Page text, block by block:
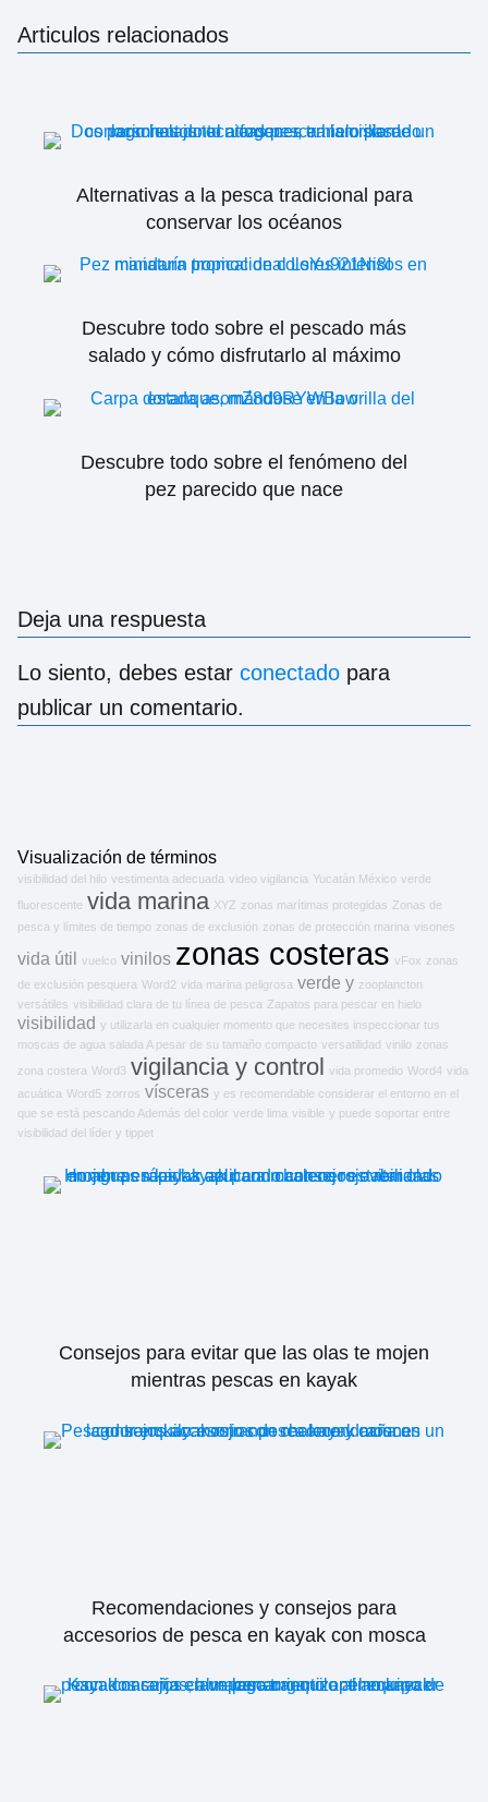
Articulos relacionados
Alternativas a la pesca tradicional para
conservar los océanos
Descubre todo sobre el pescado más
salado y cómo disfrutarlo al máximo
Descubre todo sobre el fenómeno del
pez parecido que nace
Deja una respuesta
Lo siento, debes estar conectado para
publicar un comentario.
Visualización de términos
visibilidad del hilo vestimenta adecuada video vigilancia Yucatán México verde
fluorescente vida marina XYZ zonas marítimas protegidas Zonas de
pesca y límites de tiempo zonas de exclusión zonas de protección marina visones
vida útil vuelco vinilos zonas costeras vFox zonas
de exclusión pesquera Word2 vida marina peligrosa verde y zooplancton
versátiles visibilidad clara de tu línea de pesca Zapatos para pescar en hielo
visibilidad y utilizarla en cualquier momento que necesites inspeccionar tus
moscas de agua salada A pesar de su tamaño compacto versatilidad vinilo zonas
zona costera Word3 vigilancia y control vida promedio Word4 vida
acuática Word5 zorros vísceras y es recomendable considerar el entorno en el
que se está pescando Además del color verde lima visible y puede soportar entre
visibilidad del líder y tippet
Consejos para evitar que las olas te mojen
mientras pescas en kayak
Recomendaciones y consejos para
accesorios de pesca en kayak con mosca